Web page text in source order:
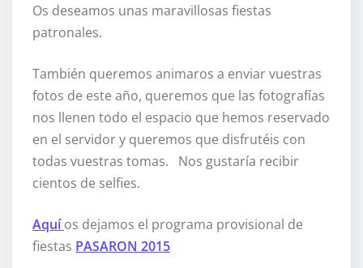
Os deseamos unas maravillosas fiestas
patronales.
También queremos animaros a enviar vuestras
fotos de este año, queremos que las fotografías
nos llenen todo el espacio que hemos reservado
en el servidor y queremos que disfrutéis con
todas vuestras tomas. Nos gustaría recibir
cientos de selfies.
Aquíos dejamos el programa provisional de
fiestas PASARON 2015